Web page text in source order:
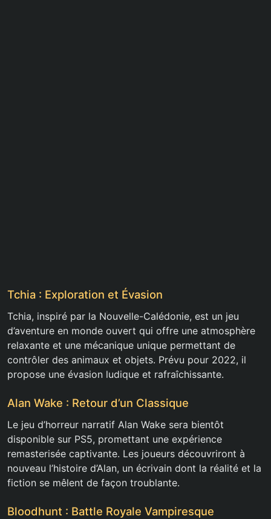
Tchia : Exploration et Évasion
Tchia, inspiré par la Nouvelle-Calédonie, est un jeu
d’aventure en monde ouvert qui offre une atmosphère
relaxante et une mécanique unique permettant de
contrôler des animaux et objets. Prévu pour 2022, il
propose une évasion ludique et rafraîchissante.
Alan Wake : Retour d’un Classique
Le jeu d’horreur narratif Alan Wake sera bientôt
disponible sur PS5, promettant une expérience
remasterisée captivante. Les joueurs découvriront à
nouveau l’histoire d’Alan, un écrivain dont la réalité et la
fiction se mêlent de façon troublante.
Bloodhunt : Battle Royale Vampiresque